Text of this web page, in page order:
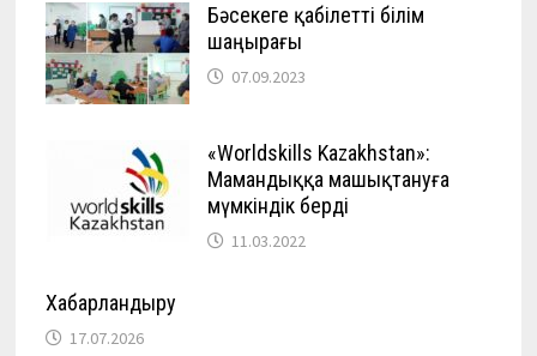
Бәсекеге қабілетті білім
шаңырағы
07.09.2023
«Worldskills Kazakhstan»:
Мамандыққа машықтануға
мүмкіндік берді
11.03.2022
Хабарландыру
17.07.2026